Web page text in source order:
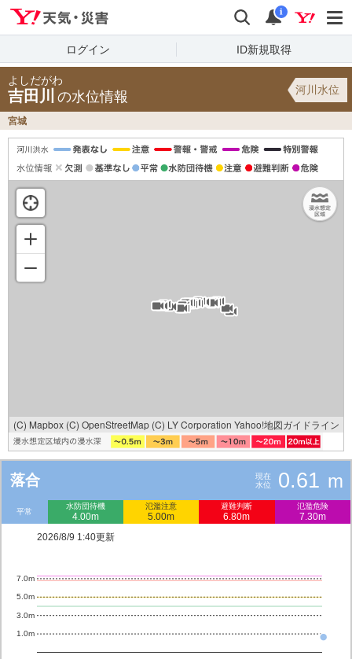
検索 通知
i
ログイン ID新規取得
よしだがわ
吉田川 の水位情報 河川水位
宮城
(C) Mapbox (C) OpenStreetMap (C) LY Corporation Yahoo!地図ガイドライン
落合
現在
水位
0.61 m
平常
水防団待機
4.00m
氾濫注意
5.00m
避難判断
6.80m
氾濫危険
7.30m
2026/8/9 1:40更新
1.0m
3.0m
5.0m
7.0m